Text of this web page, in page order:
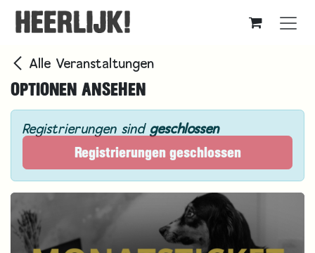
Zum Inhalt springen
Alle Veranstaltungen
OPTIONEN ANSEHEN
Registrierungen sind geschlossen
Registrierungen geschlossen